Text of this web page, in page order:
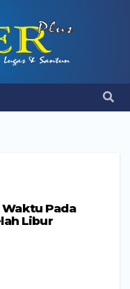
Waktu Pada
Libur